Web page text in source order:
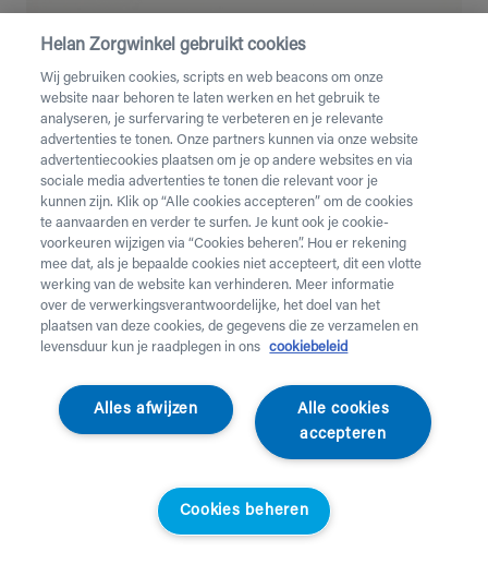
Gehoekt vleesmes
Vleesmes met gehoekt handvat
Helan Zorgwinkel gebruikt cookies
Wij gebruiken cookies, scripts en web beacons om onze
website naar behoren te laten werken en het gebruik te
analyseren, je surfervaring te verbeteren en je relevante
advertenties te tonen. Onze partners kunnen via onze website
advertentiecookies plaatsen om je op andere websites en via
sociale media advertenties te tonen die relevant voor je
kunnen zijn. Klik op “Alle cookies accepteren” om de cookies
te aanvaarden en verder te surfen. Je kunt ook je cookie-
voorkeuren wijzigen via “Cookies beheren”. Hou er rekening
mee dat, als je bepaalde cookies niet accepteert, dit een vlotte
werking van de website kan verhinderen. Meer informatie
over de verwerkingsverantwoordelijke, het doel van het
plaatsen van deze cookies, de gegevens die ze verzamelen en
levensduur kun je raadplegen in ons
cookiebeleid
Alle cookies
accepteren
Alles afwijzen
Cookies beheren